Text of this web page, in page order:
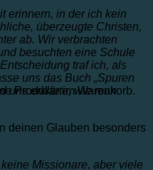
Produkte im Warenkorb.
erinnern, in der ich kein
überzeugte Christen,
ab. Wir verbrachten
besuchten eine Schule
traf ich, als
uns das Buch „Spuren
uns erklärte, wie man
deinen Glauben besonders
Missionare, aber viele